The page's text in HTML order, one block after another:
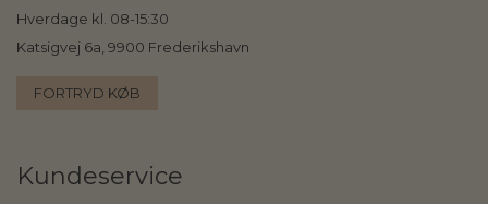
Hverdage kl. 08-15:30
Katsigvej 6a, 9900 Frederikshavn
FORTRYD KØB
Kundeservice